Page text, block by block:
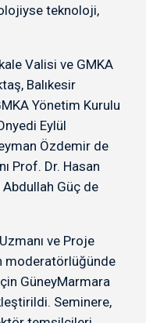
teknoloji,
Valisi ve GMKA
Balıkesir
Yönetim Kurulu
Eylül
Özdemir de
Prof. Dr. Hasan
Güç de
ve Proje
moderatörlüğünde
GüneyMarmara
Seminere,